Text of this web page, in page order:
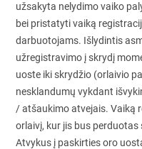
užsakyta nelydimo vaiko
bei pristatyti vaiką
darbuotojams. Išlydintis
užregistravimo į skrydį
uoste iki skrydžio (orlaivio
nesklandumų vykdant
/ atšaukimo atvejais. Vaiką
orlaivį, kur jis bus
Atvykus į paskirties oro